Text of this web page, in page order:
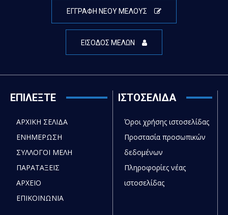
ΕΓΓΡΑΦΗ ΝΕΟΥ ΜΕΛΟΥΣ
ΕΙΣΟΔΟΣ ΜΕΛΩΝ
ΕΠΙΛΕΞΤΕ
ΑΡΧΙΚΗ ΣΕΛΙΔΑ
ΕΝΗΜΕΡΩΣΗ
ΣΥΛΛΟΓΟΙ ΜΕΛΗ
ΠΑΡΑΤΑΞΕΙΣ
ΑΡΧΕΙΟ
ΕΠΙΚΟΙΝΩΝΙΑ
ΙΣΤΟΣΕΛΙΔΑ
Όροι χρήσης ιστοσελίδας
Προστασία προσωπικών
δεδομένων
Πληροφορίες νέας
ιστοσελίδας